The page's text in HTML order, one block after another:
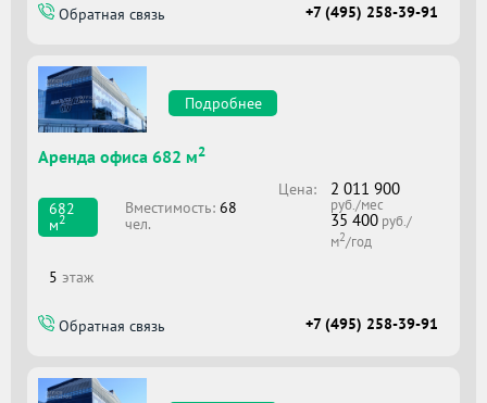
Обратная связь +7 (495) 258-39-91
Подробнее
Аренда офиса 682 м2
682
м2
Вместимоcть:68
чел.
Цена: 2 011 900
руб./мес
35 400руб./
м2/год
5 этаж
Обратная связь +7 (495) 258-39-91